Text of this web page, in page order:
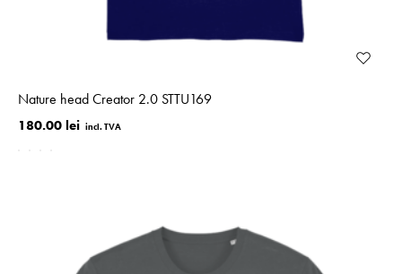
Nature head Creator 2.0 STTU169
180.00 lei